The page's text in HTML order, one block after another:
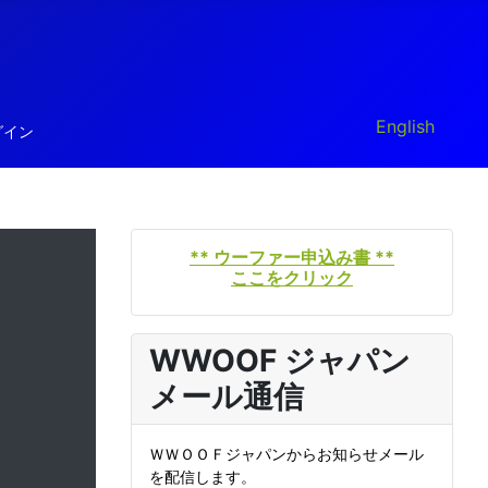
ン あなたが使う
English
** ウーファー申込み書 **
ここをクリック
WWOOF ジャパン
メール通信
ＷＷＯＯＦジャパンからお知らせメール
を配信します。